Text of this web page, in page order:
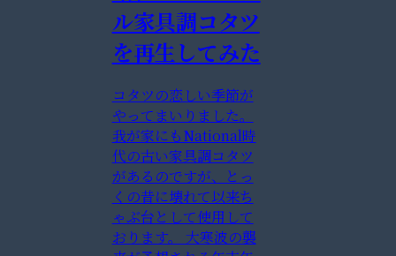
ル家具調コタツ
を再生してみた
コタツの恋しい季節が
やってまいりました。
我が家にもNational時
代の古い家具調コタツ
があるのですが、とっ
くの昔に壊れて以来ち
ゃぶ台として使用して
おります。 大寒波の襲